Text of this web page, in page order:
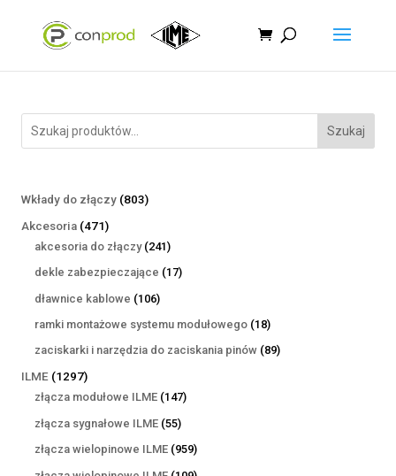
Szukaj
Wkłady do złączy 803803
Akcesoria 471471
produktów
akcesoria do złączy 241241
produktów
dekle zabezpieczające 1717
dławnice kablowe 106106
produktów
ramki montażowe systemu modułowego 1818
produktów
zaciskarki i narzędzia do zaciskania pinów 8989
ILME 12971297
produktów
złącza modułowe ILME 147147
złącza sygnałowe ILME 5555
produktów
złącza wielopinowe ILME 959959
produktów